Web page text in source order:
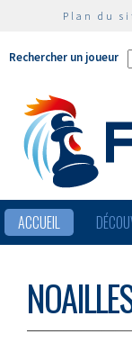
Plan du
Rechercher un joueur
ACCUEIL